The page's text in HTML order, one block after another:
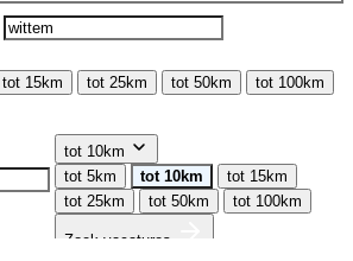
tot 15km tot 25km tot 50km tot 100km
tot 10km
tot 5km
tot 10km
tot 15km
tot 25km
tot 50km tot 100km
Zoek vacatures